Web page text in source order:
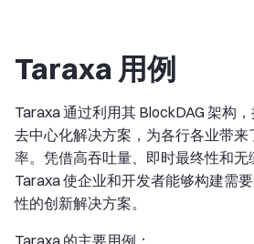
Taraxa 用例
Taraxa 通过利用其 BlockDAG 架构
去中心化解决方案，为各行各业带
率。凭借高吞吐量、即时最终性和无
Taraxa 使企业和开发者能够构建需
性的创新解决方案。
Taraxa 的主要用例：